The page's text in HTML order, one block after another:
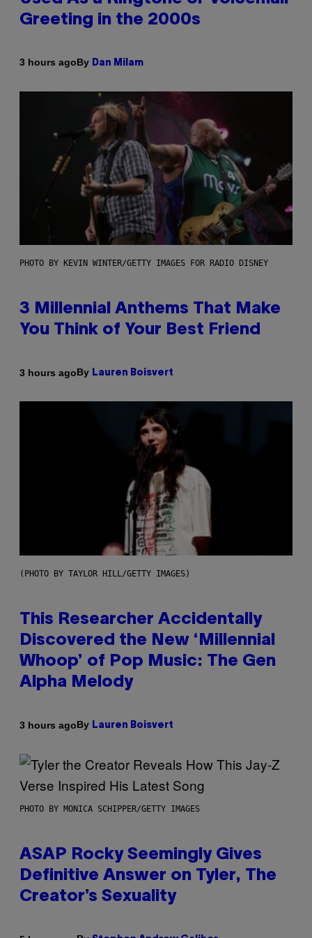
Greeting in the 2000s
3 hours agoBy Dan Milam
PHOTO BY KEVIN WINTER/GETTY IMAGES FOR RADIO DISNEY
3 Millennial Anthems That Make
You Think of Your Best Friend
3 hours agoBy Lauren Boisvert
(PHOTO BY TAYLOR HILL/GETTY IMAGES)
This Researcher Accidentally
Discovered the New ‘Millennial
Whoop’ of Pop Music: The Gen
Alpha Melody
3 hours agoBy Lauren Boisvert
PHOTO BY MONICA SCHIPPER/GETTY IMAGES
ASAP Rocky Seemingly Gives
Definitive Answer on Tyler, The
Creator’s Sexuality